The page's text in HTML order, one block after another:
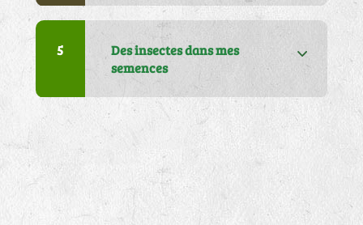
5
Des insectes dans mes
semences
articles dans mon colis
J'ai un problème sur ma
facture
J'attends ma commande, je
ne l'ai pas reçue